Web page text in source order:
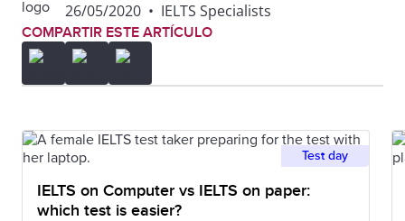
26/05/2020 • IELTS Specialists
COMPARTIR ESTE ARTÍCULO
Test day
IELTS on Computer vs IELTS on paper:
which test is easier?